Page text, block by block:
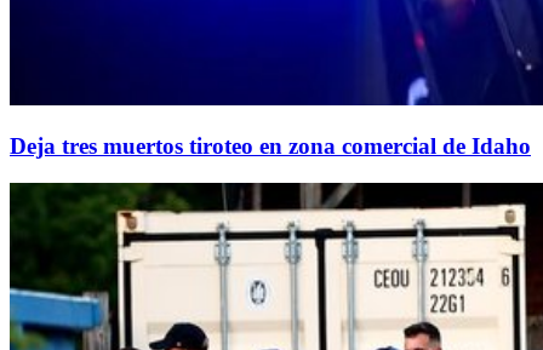
Deja tres muertos tiroteo en zona comercial de Idaho